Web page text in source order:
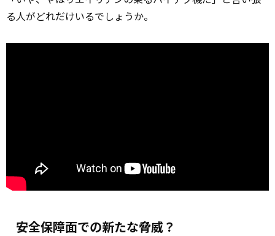
る人がどれだけいるでしょうか。
安全保障面での新たな脅威？